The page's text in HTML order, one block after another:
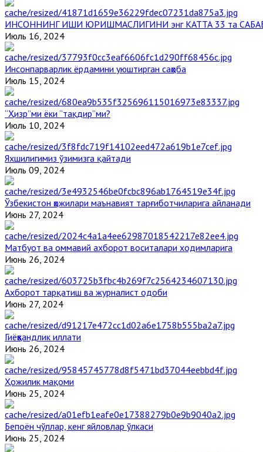
ИНСОННИНГ ИШИ ЮРИШМАСЛИГИНИ энг КАТТА 33 та
Июль 16, 2024
Инсонпарварлик ёрдамини уюштирган саҳоба
Июль 15, 2024
“Ҳизр”ми ёки “тақдир”ми?
Июль 10, 2024
Яхшилигимиз ўзимизга қайтади
Июль 09, 2024
Ўзбекистон ҳожилари маънавият тарғиботчиларига айланади
Июнь 27, 2024
Матбуот ва оммавий ахборот воситалари ходимларига
Июнь 26, 2024
Ахборот тарқатиш ва журналист одоби
Июнь 27, 2024
Гиёҳвандлик иллати
Июнь 26, 2024
Ҳожилик мақоми
Июнь 25, 2024
Бепоён чўллар, кенг яйловлар ўлкаси
Июнь 25, 2024